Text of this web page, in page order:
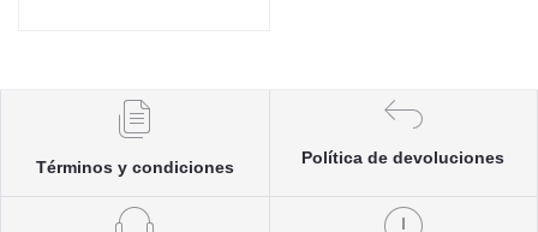
Términos y condiciones
Política de devoluciones